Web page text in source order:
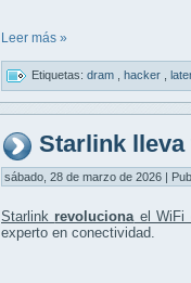
Leer más »
Etiquetas: dram hacker
Starlink lleva
sábado, 28 de marzo de 2026 |
Starlink revolucionael WiFi
experto en conectividad.